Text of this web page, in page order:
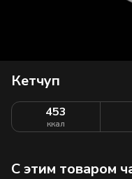
Кетчуп
453
ккал
C этим товаром